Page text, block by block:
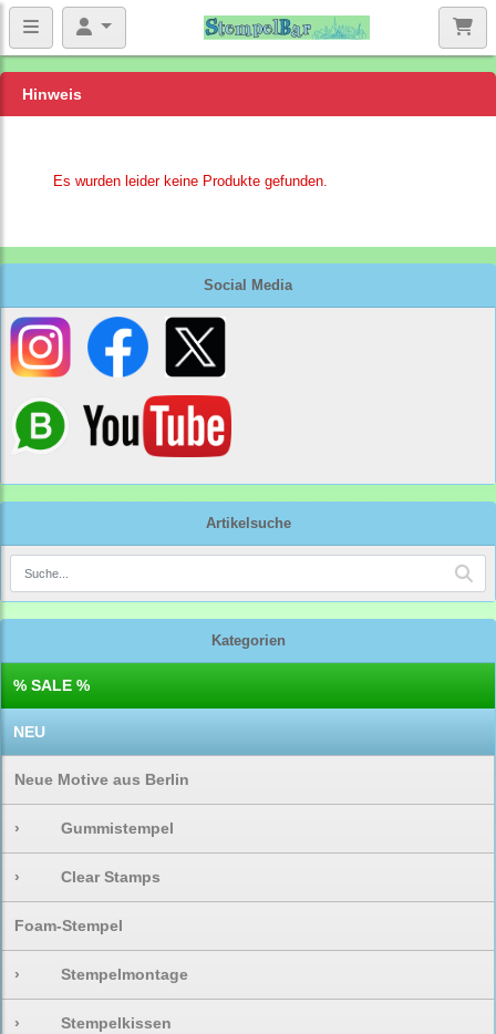
Social Media
Artikelsuche
Kategorien
% SALE %
NEU
Neue Motive aus Berlin
› Gummistempel
› Clear Stamps
Foam-Stempel
› Stempelmontage
› Stempelkissen
Hinweis
Es wurden leider keine Produkte gefunden.